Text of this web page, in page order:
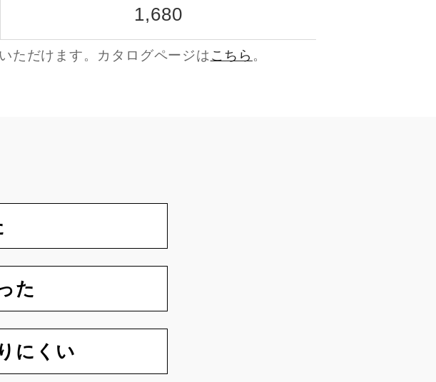
1,680
ただけます。カタログページは こちら 。
た
にくい